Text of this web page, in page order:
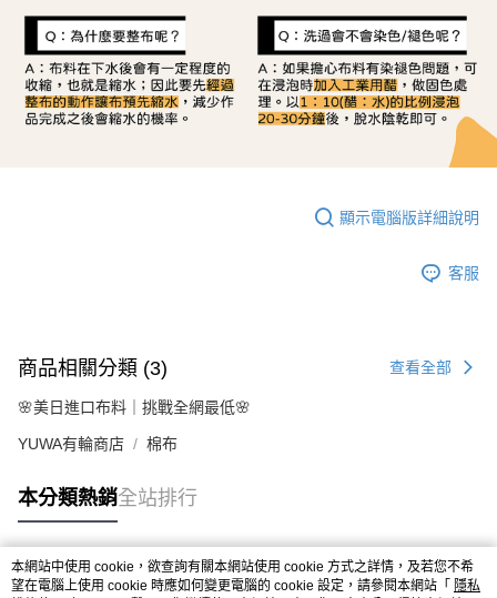
顯示電腦版詳細說明
客服
商品相關分類 (3) 查看全部
🌸美日進口布料｜挑戰全網最低🌸
YUWA有輪商店 棉布
本分類熱銷全站排行
熱門標籤
本網站中使用 cookie，欲查詢有關本網站使用 cookie 方式之詳情，及若您不希
望在電腦上使用 cookie 時應如何變更電腦的 cookie 設定，請參閱本網站「 隱私